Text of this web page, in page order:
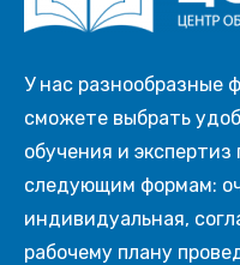
У нас разнообразные
сможете выбрать
обучения и
следующим формам:
индивидуальная,
рабочему плану